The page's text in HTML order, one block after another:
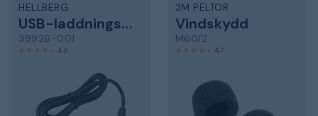
HELLBERG
USB-laddningskabel
39926-001
4,3
3M PELTOR
Vindskydd
M60/2
4,7